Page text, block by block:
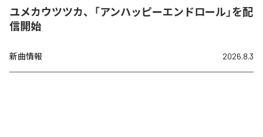
ユメカウツツカ、「アンハッピーエンドロール」を配
信開始
新曲情報 2026.8.3